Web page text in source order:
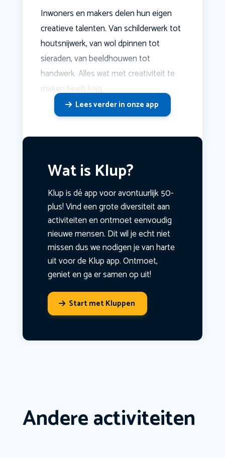
Inwoners en makers delen hun eigen
creatieve talenten. Van schilderwerk tot
houtsnijwerk, van wol dpinnen tot
sieraden, van beeldhouwen tot
handwerk. Alles wat met creativiteit te
maken heeft krijg
Lees verder in onze app
Wat is Klup?
Klup is dé app voor avontuurlijk 50-
plus! Vind een grote diversiteit aan
activiteiten en ontmoet eenvoudig
nieuwe mensen. Dit wil je echt niet
missen dus we nodigen je van harte
uit voor de Klup app. Ontmoet,
geniet en ga er samen op uit!
Start met Kluppen
Andere activiteiten